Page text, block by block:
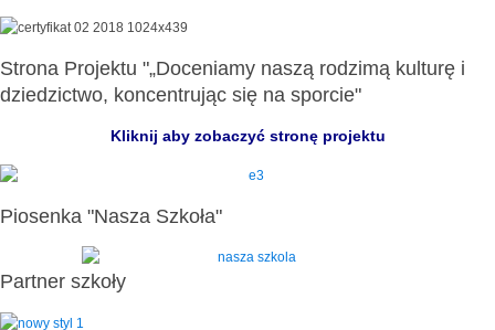
Strona Projektu "„Doceniamy naszą rodzimą kulturę i
dziedzictwo, koncentrując się na sporcie"
Kliknij aby zobaczyć stronę projektu
Piosenka "Nasza Szkoła"
Partner szkoły